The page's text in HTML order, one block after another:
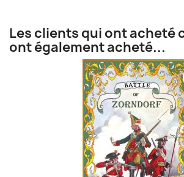
Les clients qui ont acheté
ont également acheté...